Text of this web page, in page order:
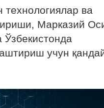
ва
Марказий
учун